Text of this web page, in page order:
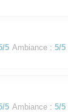
/5 Ambiance : 5/5
/5 Ambiance : 5/5